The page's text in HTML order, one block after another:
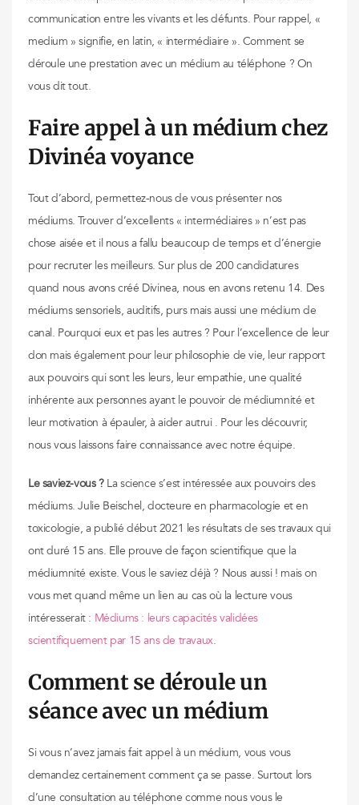
communication entre les vivants et les défunts. Pour rappel, «
medium » signifie, en latin, « intermédiaire ». Comment se
déroule une prestation avec un médium au téléphone ? On
vous dit tout.
Faire appel à un médium chez
Divinéa voyance
Tout d’abord, permettez-nous de vous présenter nos
médiums. Trouver d’excellents « intermédiaires » n’est pas
chose aisée et il nous a fallu beaucoup de temps et d’énergie
pour recruter les meilleurs. Sur plus de 200 candidatures
quand nous avons créé Divinea, nous en avons retenu 14. Des
médiums sensoriels, auditifs, purs mais aussi une médium de
canal. Pourquoi eux et pas les autres ? Pour l’excellence de leur
don mais également pour leur philosophie de vie, leur rapport
aux pouvoirs qui sont les leurs, leur empathie, une qualité
inhérente aux personnes ayant le pouvoir de médiumnité et
leur motivation à épauler, à aider autrui . Pour les découvrir,
nous vous laissons faire connaissance avec notre équipe.
Le saviez-vous ?La science s’est intéressée aux pouvoirs des
médiums. Julie Beischel, docteure en pharmacologie et en
toxicologie, a publié début 2021 les résultats de ses travaux qui
ont duré 15 ans. Elle prouve de façon scientifique que la
médiumnité existe. Vous le saviez déjà ? Nous aussi ! mais on
vous met quand même un lien au cas où la lecture vous
intéresserait : Médiums : leurs capacités validées
scientifiquement par 15 ans de travaux.
Comment se déroule un
séance avec un médium
Si vous n’avez jamais fait appel à un médium, vous vous
demandez certainement comment ça se passe. Surtout lors
d’une consultation au téléphone comme nous vous le